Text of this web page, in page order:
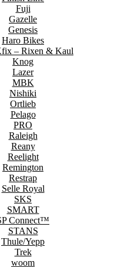
Fuji
Gazelle
Genesis
Haro Bikes
– Rixen & Kaul
Knog
Lazer
MBK
Nishiki
Ortlieb
Pelago
PRO
Raleigh
Reany
Reelight
Remington
Restrap
Selle Royal
SKS
SMART
Connect™
STANS
Thule/Yepp
Trek
woom